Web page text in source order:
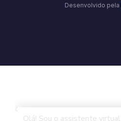
Desenvolvido pela